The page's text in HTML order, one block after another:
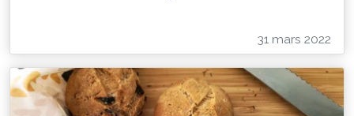
31 mars 2022